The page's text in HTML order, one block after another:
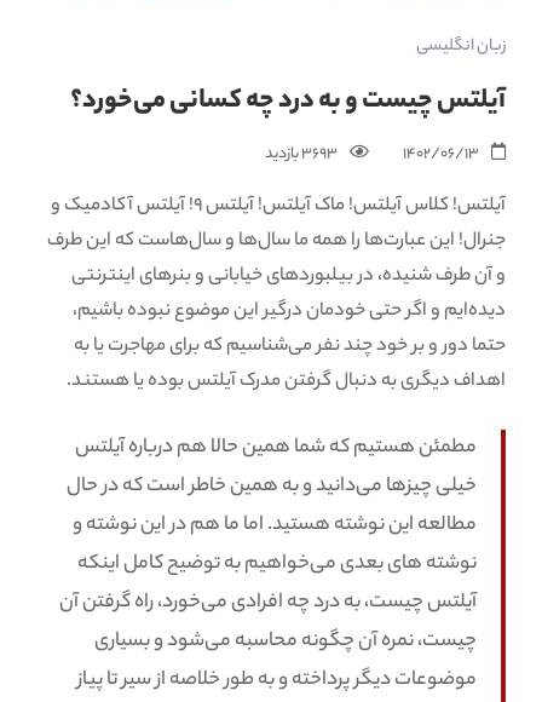
زبان انگلیسی
آیلتس چیست و به درد چه کسانی می‌خورد؟
1402/06/13 3693 بازدید‌
آیلتس! کلاس آیلتس! ماک آیلتس! آیلتس 9! آیلتس آکادمیک و
جنرال! این عبارت‌ها را همه ما سال‌ها و سال‌هاست که این طرف
و آن طرف شنیده، در بیلبوردهای خیابانی و بنرهای اینترنتی
دیده‌ایم و اگر حتی خودمان درگیر این موضوع نبوده باشیم،
حتما دور و بر خود چند نفر می‌شناسیم که برای مهاجرت یا به
اهداف دیگری به دنبال گرفتن مدرک آیلتس بوده یا هستند.
مطمئن هستیم که شما همین حالا هم درباره آیلتس
خیلی چیزها می‌دانید و به همین خاطر است که در حال
مطالعه این نوشته هستید. اما ما هم در این نوشته و
نوشته های بعدی می‌خواهیم به توضیح کامل اینکه
آیلتس چیست، به درد چه افرادی می‌خورد، راه گرفتن آن
چیست، نمره آن چگونه محاسبه می‌شود و بسیاری
موضوعات دیگر پرداخته و به طور خلاصه از سیر تا پیاز